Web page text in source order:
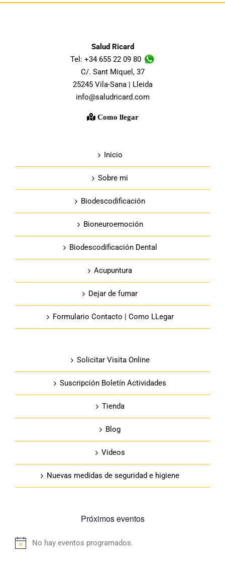
Salud Ricard
Tel: +34 655 22 09 80
C/. Sant Miquel, 37
25245 Vila-Sana | Lleida
info@saludricard.com
Como llegar
Inicio
Sobre mi
Biodescodificación
Bioneuroemoción
Biodescodificación Dental
Acupuntura
Dejar de fumar
Formulario Contacto | Como LLegar
Solicitar Visita Online
Suscripción Boletín Actividades
Tienda
Blog
Videos
Nuevas medidas de seguridad e higiene
Próximos eventos
Aviso
No hay eventos programados.